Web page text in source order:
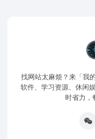
找网站太麻烦？来「我
软件、学习资源、休闲
时省力，